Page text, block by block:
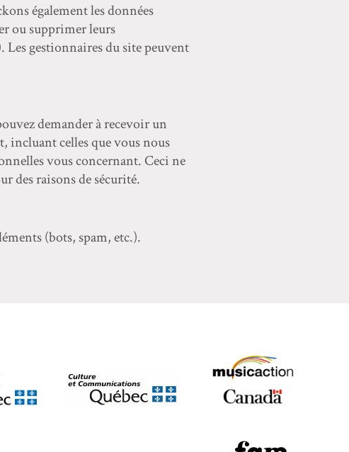
également les données
ou supprimer leurs
gestionnaires du site peuvent
demander à recevoir un
incluant celles que vous nous
vous concernant. Ceci ne
des raisons de sécurité.
(bots, spam, etc.).